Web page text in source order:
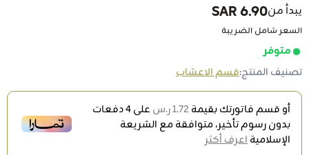
يبدأ من6.90 SAR
السعر شامل الضريبة
متوفر
تصنيف المنتج:قسم الاعشاب
أو قسم فاتورتك بقيمة 1.72 ر.س على4دفعات
بدون رسوم تأخير، متوافقة مع الشريعة
الإسلاميةاعرف أكثر